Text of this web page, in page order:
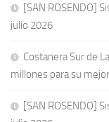
[SAN ROSENDO]
julio 2026
Costanera Sur de
millones para su
[SAN ROSENDO]